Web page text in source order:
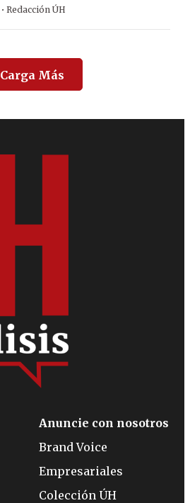
· Redacción ÚH
Carga Más
Anuncie con nosotros
Brand Voice
Empresariales
Colección ÚH